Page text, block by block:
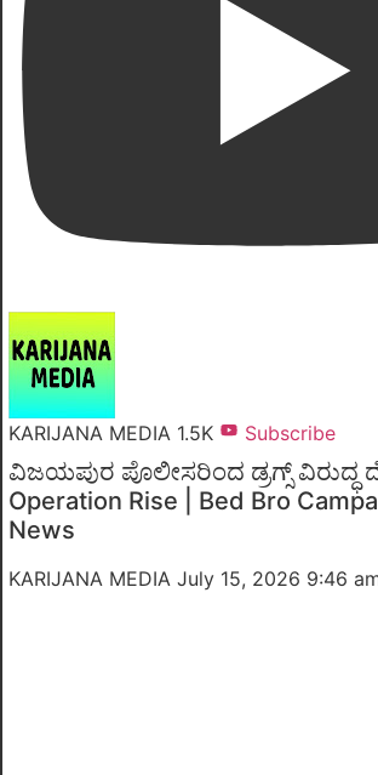
KARIJANA MEDIA 1.5K Subscribe
ವಿಜಯಪುರ ಪೊಲೀಸರಿಂದ ಡ್ರಗ್ಸ್ ವಿರುದ್ಧ
Operation Rise | Bed Bro
News
KARIJANA MEDIA July 15, 2026 9:46